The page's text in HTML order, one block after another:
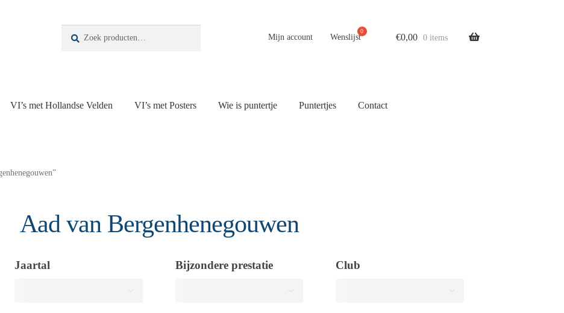
Zoeken
Mijn account Wenslijst €0,00 0 items
VI’s met Hollandse Velden VI’s met Posters Wie is puntertje Puntertjes Contact
Aad van Bergenhenegouwen
Jaartal Bijzondere prestatie Club